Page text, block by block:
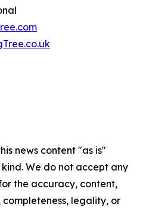
news content "as is"
We do not accept any
the accuracy, content,
completeness, legality, or